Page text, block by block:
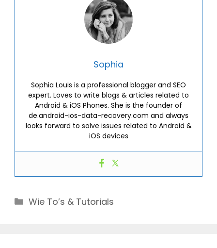
Sophia
Sophia Louis is a professional blogger and SEO
expert. Loves to write blogs & articles related to
Android & iOS Phones. She is the founder of
de.android-ios-data-recovery.com and always
looks forward to solve issues related to Android &
iOS devices
Categories
Wie To’s & Tutorials